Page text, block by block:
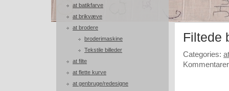
at batikfarve
at brikvæve
at brodere
broderimaskine
Tekstile billeder
at filte
at flette kurve
at genbruge/redesigne
Filtede
Categories: